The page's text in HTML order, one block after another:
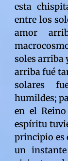
esta
entre los
amor
soles arriba
arriba fué
solares
humildes;
en el
espíritu
principio es
un